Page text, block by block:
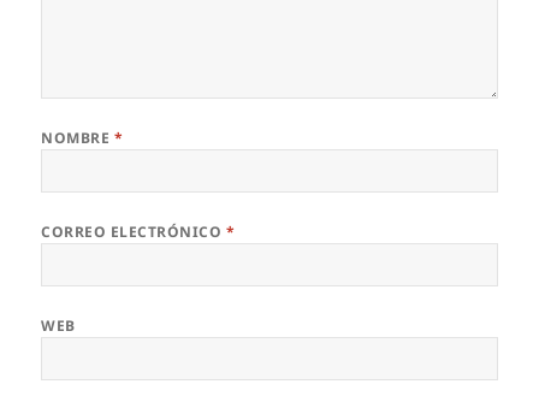
NOMBRE *
CORREO ELECTRÓNICO *
WEB